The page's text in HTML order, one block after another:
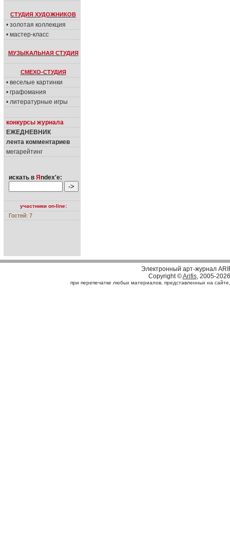
СТУДИЯ ХУДОЖНИКОВ
• золотая коллекция
• мастер-класс
МУЗЫКАЛЬНАЯ СТУДИЯ
СМЕХО-СТУДИЯ
• веселые картинки
• графомания
• литературные игры
конкурсы журнала
ЕЖЕДНЕВНИК
лента комментариев
мегарейтинг
искать в Я ndex'е:
участники on-line:
Гостей: 7
Электронный арт-журнал
Copyright ©Arifis, 2005-2026
при перепечатке любых материалов, представленных на